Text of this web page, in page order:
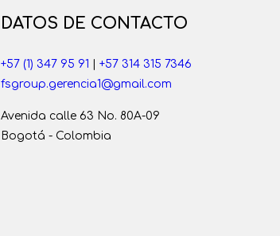
DATOS DE CONTACTO
+57 (1) 347 95 91
+57 314 315 7346
fsgroup.gerencia1@gmail.com
Avenida calle 63 No. 80A-09
Bogotá - Colombia